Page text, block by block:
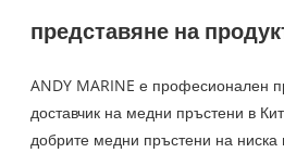
представяне на
ANDY MARINE е професионален
доставчик на медни пръстени в
добрите медни пръстени на ниска